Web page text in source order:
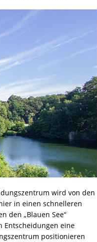
wird von den
in einen schnelleren
den „Blauen See“
Entscheidungen eine
positionieren